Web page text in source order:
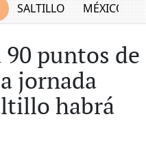
SALTILLO MÉXICO
puntos de
jornada
habrá